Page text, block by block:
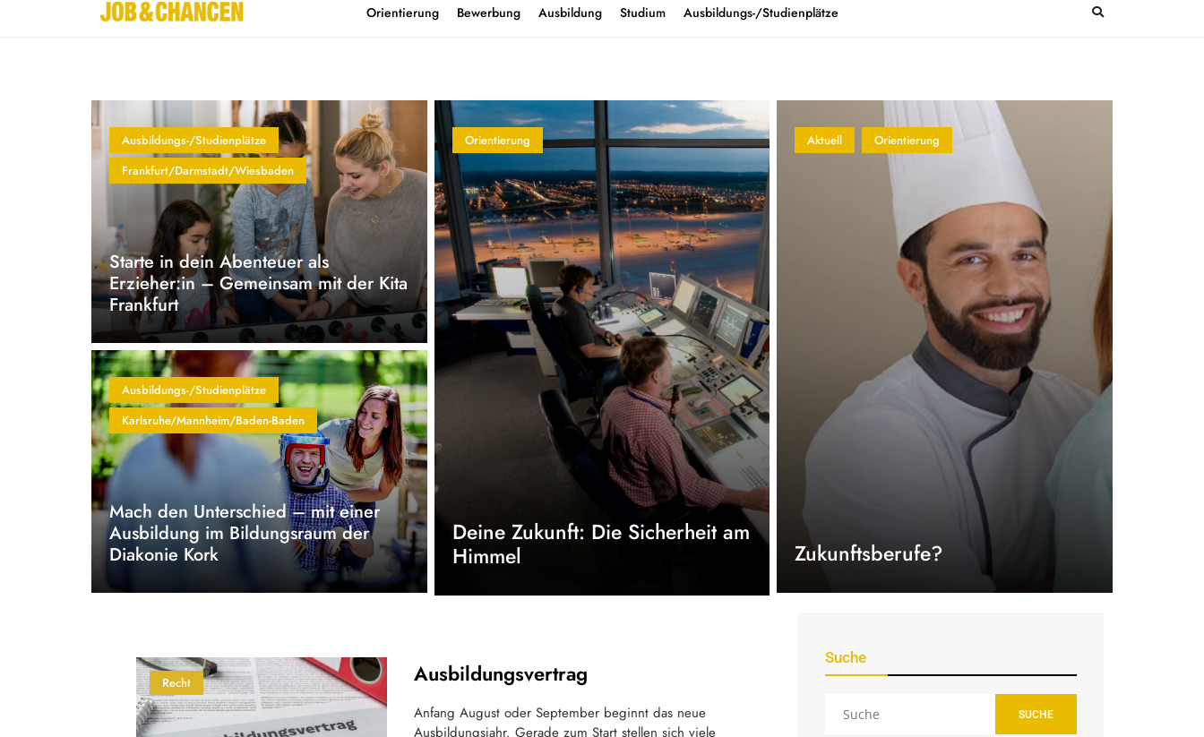
Home Kontakt Orientierung Bewerbung Ausbildung Studium Ausbildungs-/Studienplätze
Ausbildungs-/Studienplätze
Frankfurt/Darmstadt/Wiesbaden
Starte in dein Abenteuer als
Erzieher:in – Gemeinsam mit der Kita
Frankfurt
Ausbildungs-/Studienplätze
Karlsruhe/Mannheim/Baden-Baden
Mach den Unterschied – mit einer
Ausbildung im Bildungsraum der
Diakonie Kork
Orientierung
Deine Zukunft: Die Sicherheit am
Himmel
Aktuell Orientierung
Zukunftsberufe?
Recht Ausbildungsvertrag
Anfang August oder September beginnt das neue
Ausbildungsjahr. Gerade zum Start stellen sich viele
Suche
SUCHE